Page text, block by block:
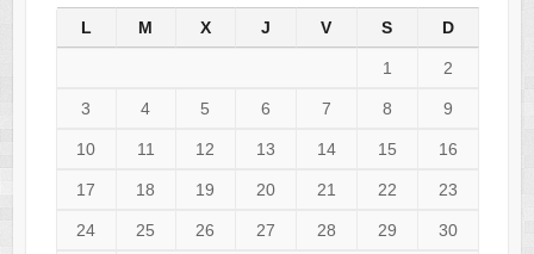
L M X J V S D
1 2
3 4 5 6 7 8 9
10 11 12 13 14 15 16
17 18 19 20 21 22 23
24 25 26 27 28 29 30